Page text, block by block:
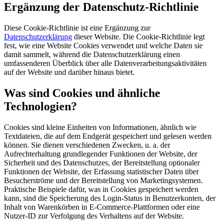
Ergänzung der Datenschutz-Richtlinie
Diese Cookie-Richtlinie ist eine Ergänzung zur
Datenschutzerklärung dieser Website. Die Cookie-Richtlinie legt
fest, wie eine Website Cookies verwendet und welche Daten sie
damit sammelt, während die Datenschutzerklärung einen
umfassenderen Überblick über alle Datenverarbeitungsaktivitäten
auf der Website und darüber hinaus bietet.
Was sind Cookies und ähnliche
Technologien?
Cookies sind kleine Einheiten von Informationen, ähnlich wie
Textdateien, die auf dem Endgerät gespeichert und gelesen werden
können. Sie dienen verschiedenen Zwecken, u. a. der
Aufrechterhaltung grundlegender Funktionen der Website, der
Sicherheit und des Datenschutzes, der Bereitstellung optionaler
Funktionen der Website, der Erfassung statistischer Daten über
Besucherströme und der Bereitstellung von Marketingsystemen.
Praktische Beispiele dafür, was in Cookies gespeichert werden
kann, sind die Speicherung des Login-Status in Benutzerkonten, der
Inhalt von Warenkörben in E-Commerce-Plattformen oder eine
Nutzer-ID zur Verfolgung des Verhaltens auf der Website.